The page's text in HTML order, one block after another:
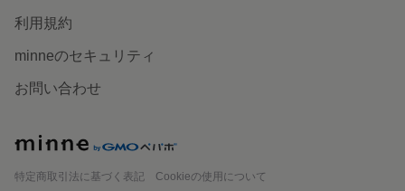
利用規約
minneのセキュリティ
お問い合わせ
特定商取引法に基づく表記
Cookieの使用について